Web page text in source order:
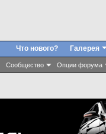
Сообщество Опции форума
Что нового? Галерея